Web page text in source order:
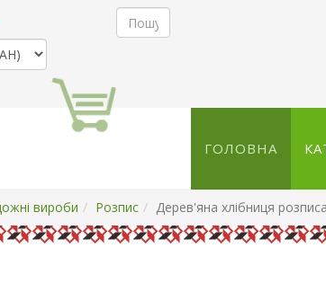
ГОЛОВНА
вироби Розпис Дерев'яна хлібниця